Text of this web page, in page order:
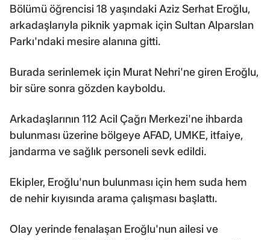
Bölümü öğrencisi 18 yaşındaki Aziz Serhat Eroğlu,
arkadaşlarıyla piknik yapmak için Sultan Alparslan
Parkı'ndaki mesire alanına gitti.
Burada serinlemek için Murat Nehri'ne giren Eroğlu,
bir süre sonra gözden kayboldu.
Arkadaşlarının 112 Acil Çağrı Merkezi'ne ihbarda
bulunması üzerine bölgeye AFAD, UMKE, itfaiye,
jandarma ve sağlık personeli sevk edildi.
Ekipler, Eroğlu'nun bulunması için hem suda hem
de nehir kıyısında arama çalışması başlattı.
Olay yerinde fenalaşan Eroğlu'nun ailesi ve